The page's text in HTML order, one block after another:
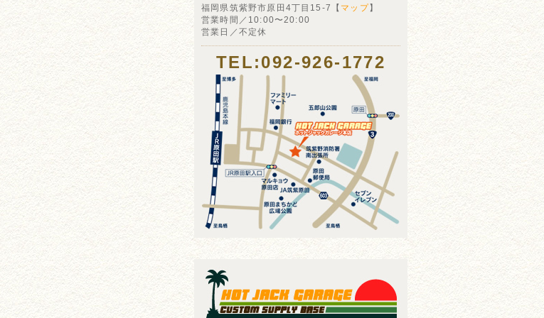
福岡県筑紫野市原田4丁目15-7【 マップ】
営業時間／10:00〜20:00
営業日／不定休
TEL:092-926-1772